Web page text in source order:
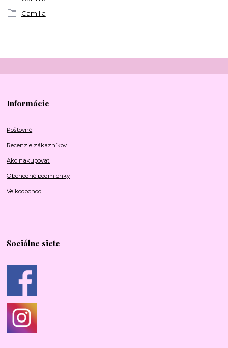
Camilla
Informácie
Poštovné
Recenzie zákazníkov
Ako nakupovať
Obchodné podmienky
Veľkoobchod
Sociálne siete